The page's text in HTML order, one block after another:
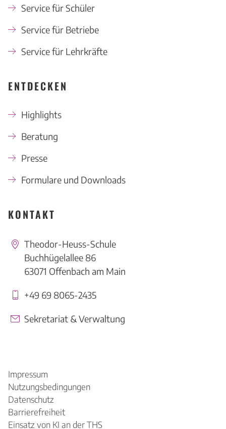
Service für Schüler
Service für Betriebe
Service für Lehrkräfte
ENTDECKEN
Highlights
Beratung
Presse
Formulare und Downloads
KONTAKT
Theodor-Heuss-Schule
Buchhügelallee 86
63071 Offenbach am Main
+49 69 8065-2435
Sekretariat & Verwaltung
Impressum
Nutzungsbedingungen
Datenschutz
Barrierefreiheit
Einsatz von KI an der THS